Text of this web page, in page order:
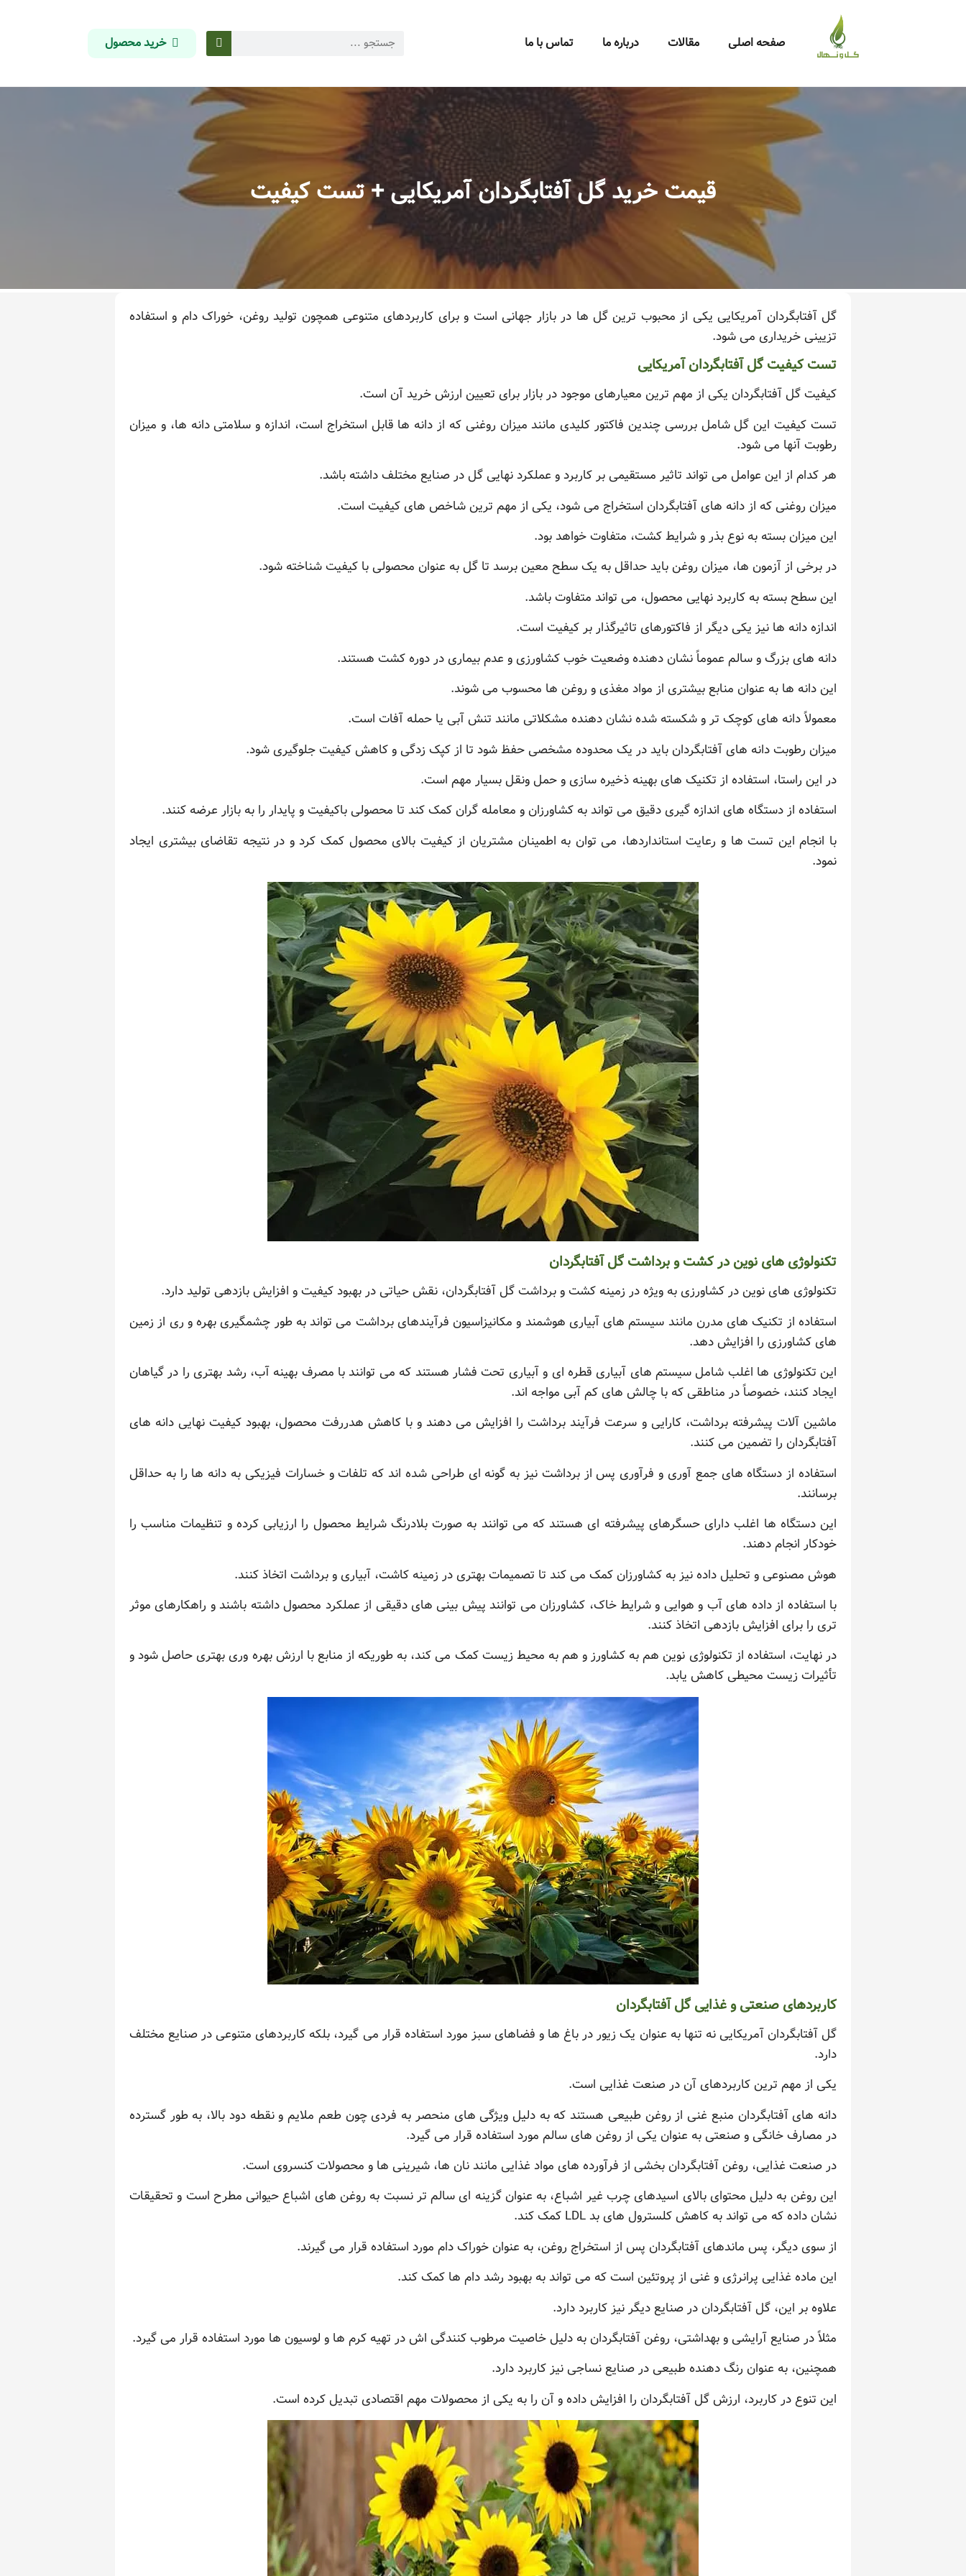
صفحه اصلی مقالات درباره ما تماس با ما خرید محصول
قیمت خرید گل آفتابگردان آمریکایی + تست کیفیت
گل آفتابگردان آمریکایی یکی از محبوب ترین گل ها در بازار جهانی است و برای کاربردهای متنوعی همچون تولید روغن، خوراک دام و استفاده
تزیینی خریداری می شود.
تست کیفیت گل آفتابگردان آمریکایی
کیفیت گل آفتابگردان یکی از مهم ترین معیارهای موجود در بازار برای تعیین ارزش خرید آن است.
تست کیفیت این گل شامل بررسی چندین فاکتور کلیدی مانند میزان روغنی که از دانه ها قابل استخراج است، اندازه و سلامتی دانه ها، و میزان
رطوبت آنها می شود.
هر کدام از این عوامل می تواند تاثیر مستقیمی بر کاربرد و عملکرد نهایی گل در صنایع مختلف داشته باشد.
میزان روغنی که از دانه های آفتابگردان استخراج می شود، یکی از مهم ترین شاخص های کیفیت است.
این میزان بسته به نوع بذر و شرایط کشت، متفاوت خواهد بود.
در برخی از آزمون ها، میزان روغن باید حداقل به یک سطح معین برسد تا گل به عنوان محصولی با کیفیت شناخته شود.
این سطح بسته به کاربرد نهایی محصول، می تواند متفاوت باشد.
اندازه دانه ها نیز یکی دیگر از فاکتورهای تاثیرگذار بر کیفیت است.
دانه های بزرگ و سالم عموماً نشان دهنده وضعیت خوب کشاورزی و عدم بیماری در دوره کشت هستند.
این دانه ها به عنوان منابع بیشتری از مواد مغذی و روغن ها محسوب می شوند.
معمولاً دانه های کوچک تر و شکسته شده نشان دهنده مشکلاتی مانند تنش آبی یا حمله آفات است.
میزان رطوبت دانه های آفتابگردان باید در یک محدوده مشخصی حفظ شود تا از کپک زدگی و کاهش کیفیت جلوگیری شود.
در این راستا، استفاده از تکنیک های بهینه ذخیره سازی و حمل ونقل بسیار مهم است.
استفاده از دستگاه های اندازه گیری دقیق می تواند به کشاورزان و معامله گران کمک کند تا محصولی باکیفیت و پایدار را به بازار عرضه کنند.
با انجام این تست ها و رعایت استانداردها، می توان به اطمینان مشتریان از کیفیت بالای محصول کمک کرد و در نتیجه تقاضای بیشتری ایجاد
نمود.
تکنولوژی های نوین در کشت و برداشت گل آفتابگردان
تکنولوژی های نوین در کشاورزی به ویژه در زمینه کشت و برداشت گل آفتابگردان، نقش حیاتی در بهبود کیفیت و افزایش بازدهی تولید دارد.
استفاده از تکنیک های مدرن مانند سیستم های آبیاری هوشمند و مکانیزاسیون فرآیندهای برداشت می تواند به طور چشمگیری بهره و ری از زمین
های کشاورزی را افزایش دهد.
این تکنولوژی ها اغلب شامل سیستم های آبیاری قطره ای و آبیاری تحت فشار هستند که می توانند با مصرف بهینه آب، رشد بهتری را در گیاهان
ایجاد کنند، خصوصاً در مناطقی که با چالش های کم آبی مواجه اند.
ماشین آلات پیشرفته برداشت، کارایی و سرعت فرآیند برداشت را افزایش می دهند و با کاهش هدررفت محصول، بهبود کیفیت نهایی دانه های
آفتابگردان را تضمین می کنند.
استفاده از دستگاه های جمع آوری و فرآوری پس از برداشت نیز به گونه ای طراحی شده اند که تلفات و خسارات فیزیکی به دانه ها را به حداقل
برسانند.
این دستگاه ها اغلب دارای حسگرهای پیشرفته ای هستند که می توانند به صورت بلادرنگ شرایط محصول را ارزیابی کرده و تنظیمات مناسب را
خودکار انجام دهند.
هوش مصنوعی و تحلیل داده نیز به کشاورزان کمک می کند تا تصمیمات بهتری در زمینه کاشت، آبیاری و برداشت اتخاذ کنند.
با استفاده از داده های آب و هوایی و شرایط خاک، کشاورزان می توانند پیش بینی های دقیقی از عملکرد محصول داشته باشند و راهکارهای موثر
تری را برای افزایش بازدهی اتخاذ کنند.
در نهایت، استفاده از تکنولوژی نوین هم به کشاورز و هم به محیط زیست کمک می کند، به طوریکه از منابع با ارزش بهره وری بهتری حاصل شود و
تأثیرات زیست محیطی کاهش یابد.
کاربردهای صنعتی و غذایی گل آفتابگردان
گل آفتابگردان آمریکایی نه تنها به عنوان یک زیور در باغ ها و فضاهای سبز مورد استفاده قرار می گیرد، بلکه کاربردهای متنوعی در صنایع مختلف
دارد.
یکی از مهم ترین کاربردهای آن در صنعت غذایی است.
دانه های آفتابگردان منبع غنی از روغن طبیعی هستند که به دلیل ویژگی های منحصر به فردی چون طعم ملایم و نقطه دود بالا، به طور گسترده
در مصارف خانگی و صنعتی به عنوان یکی از روغن های سالم مورد استفاده قرار می گیرد.
در صنعت غذایی، روغن آفتابگردان بخشی از فرآورده های مواد غذایی مانند نان ها، شیرینی ها و محصولات کنسروی است.
این روغن به دلیل محتوای بالای اسیدهای چرب غیر اشباع، به عنوان گزینه ای سالم تر نسبت به روغن های اشباع حیوانی مطرح است و تحقیقات
نشان داده که می تواند به کاهش کلسترول های بد LDL کمک کند.
از سوی دیگر، پس ماندهای آفتابگردان پس از استخراج روغن، به عنوان خوراک دام مورد استفاده قرار می گیرند.
این ماده غذایی پرانرژی و غنی از پروتئین است که می تواند به بهبود رشد دام ها کمک کند.
علاوه بر این، گل آفتابگردان در صنایع دیگر نیز کاربرد دارد.
مثلاً در صنایع آرایشی و بهداشتی، روغن آفتابگردان به دلیل خاصیت مرطوب کنندگی اش در تهیه کرم ها و لوسیون ها مورد استفاده قرار می گیرد.
همچنین، به عنوان رنگ دهنده طبیعی در صنایع نساجی نیز کاربرد دارد.
این تنوع در کاربرد، ارزش گل آفتابگردان را افزایش داده و آن را به یکی از محصولات مهم اقتصادی تبدیل کرده است.